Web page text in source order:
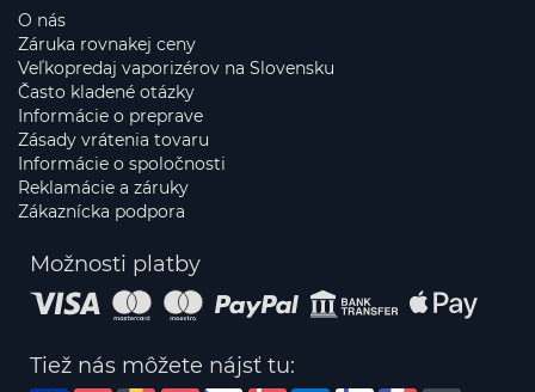
O nás
Záruka rovnakej ceny
Veľkopredaj vaporizérov na Slovensku
Často kladené otázky
Informácie o preprave
Zásady vrátenia tovaru
Informácie o spoločnosti
Reklamácie a záruky
Zákaznícka podpora
Možnosti platby
Tiež nás môžete nájsť tu: